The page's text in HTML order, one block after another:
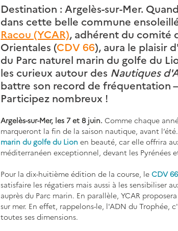
Destination : Argelès-sur-Mer.
dans cette belle commune
Racou (YCAR), adhérent du comité
Orientales (CDV 66), aura le plaisir
du Parc naturel marin du golfe du
les curieux autour des Nautiques
battre son record de fréquentation
Participez nombreux !
Argelès-sur-Mer, les 7 et 8 juin. Comme chaque
marqueront la fin de la saison nautique, avant
marin du golfe du Lion en beauté, car elle offrira
méditerranéen exceptionnel, devant les Pyrénées
Pour la dix-huitième édition de la course, le CDV 66
satisfaire les régatiers mais aussi à les sensibiliser
auprès du Parc marin. En parallèle, YCAR
sur mer. En effet, rappelons-le, l'ADN du
toutes ses dimensions.